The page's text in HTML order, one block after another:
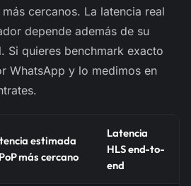
cercanos. La latencia real
depende además de su
Si quieres benchmark exacto
WhatsApp y lo medimos en
estimada
más cercano
Latencia
HLS end-to-
end